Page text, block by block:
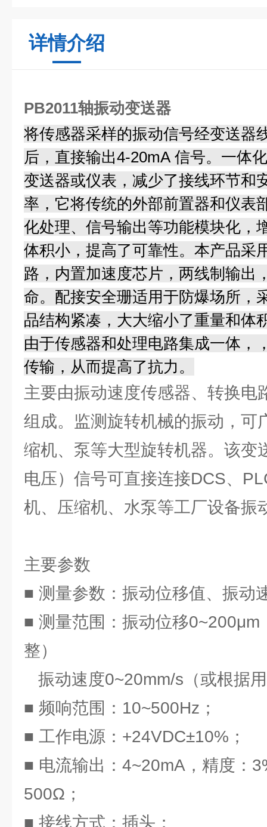
详情介绍
PB2011轴振动变送器
将传感器采样的振动信号经变送器
后，直接输出4-20mA 信号。一体
变送器或仪表，减少了接线环节和
率，它将传统的外部前置器和仪表
化处理、信号输出等功能模块化，
体积小，提高了可靠性。本产品采
路，内置加速度芯片，两线制输出
命。配接安全珊适用于防爆场所，
品结构紧凑，大大缩小了重量和体
由于传感器和处理电路集成一体，
传输，从而提高了抗力。
主要由振动速度传感器、转换电
组成。监测旋转机械的振动，可
缩机、泵等大型旋转机器。该变
电压）信号可直接连接DCS、
机、压缩机、水泵等工厂设备振
主要参数
■ 测量参数：振动位移值、振动
■ 测量范围：振动位移0~200μm
整）
振动速度0~20mm/s（或根据
■ 频响范围：10~500Hz；
■ 工作电源：+24VDC±10%；
■ 电流输出：4~20mA，精度：
500Ω；
■ 接线方式：插头；